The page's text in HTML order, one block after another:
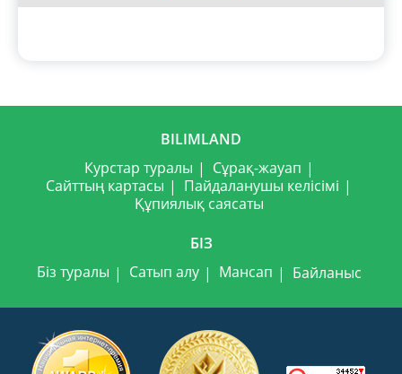
BILIMLAND
Курстар туралы
Сұрақ-жауап
Сайттың картасы
Пайдаланушы келісімі
Құпиялық саясаты
БІЗ
Біз туралы
Сатып алу Мансап Байланыс